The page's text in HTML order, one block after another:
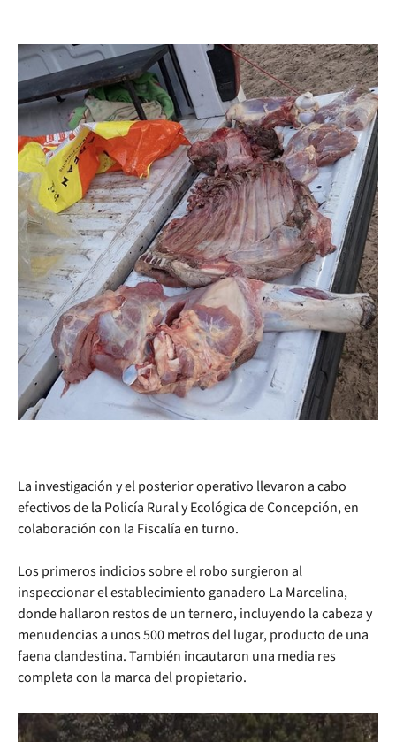
La investigación y el posterior operativo llevaron a cabo
efectivos de la Policía Rural y Ecológica de Concepción, en
colaboración con la Fiscalía en turno.
Los primeros indicios sobre el robo surgieron al
inspeccionar el establecimiento ganadero La Marcelina,
donde hallaron restos de un ternero, incluyendo la cabeza y
menudencias a unos 500 metros del lugar, producto de una
faena clandestina. También incautaron una media res
completa con la marca del propietario.